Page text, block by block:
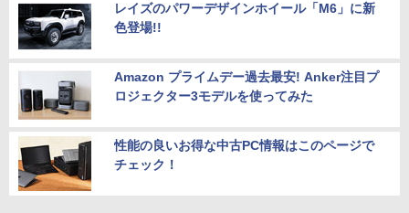
レイズのパワーデザインホイール「M6」に新
色登場!!
Amazon プライムデー過去最安! Anker注目プ
ロジェクター3モデルを使ってみた
性能の良いお得な中古PC情報はこのページで
チェック！